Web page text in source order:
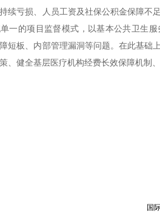
续亏损、人员工资及社保公积金保障不
一的项目监督模式，以基本公共卫生
短板、内部管理漏洞等问题。在此基础
、健全基层医疗机构经费长效保障机制
国